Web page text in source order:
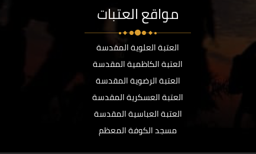
مواقع العتبات
العتبة العلوية المقدسة
العتبة الكاظمية المقدسة
العتبة الرضوية المقدسة
العتبة العسكرية المقدسة
العتبة العباسية المقدسة
مسجد الكوفة المعظم